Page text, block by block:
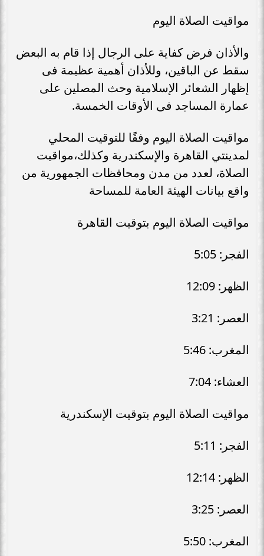
مواقيت الصلاة اليوم
والأذان فرض كفاية على الرجال إذا قام به البعض
سقط عن الباقين، وللأذان أهمية عظيمة فى
إظهار الشعائر الإسلامية وحث المصلين على
عمارة المساجد فى الأوقات الخمسة.
مواقيت الصلاة اليوم وفقًا للتوقيت المحلي
لمدينتي القاهرة والإسكندرية وكذلك،مواقيت
الصلاة، لعدد من مدن ومحافظات الجمهورية من
واقع بيانات الهيئة العامة للمساحة
مواقيت الصلاة اليوم بتوقيت القاهرة
الفجر: 5:05
الظهر: 12:09
العصر: 3:21
المغرب: 5:46
العشاء: 7:04
مواقيت الصلاة اليوم بتوقيت الإسكندرية
الفجر: 5:11
الظهر: 12:14
العصر: 3:25
المغرب: 5:50